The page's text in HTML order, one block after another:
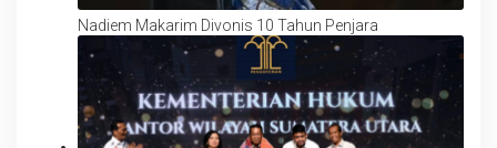
Nadiem Makarim Divonis 10 Tahun Penjara